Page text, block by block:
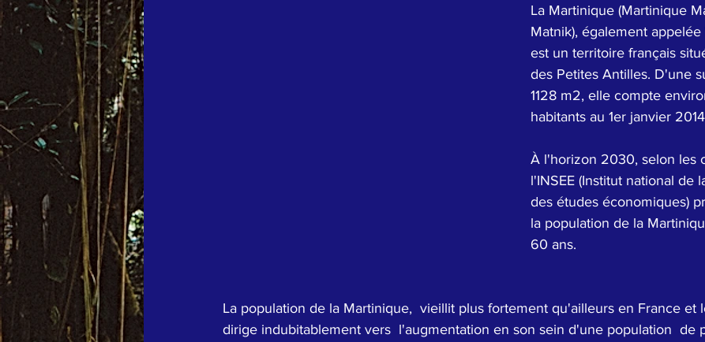
La Martinique (Martinique
Matnik), également
est un territoire français
des Petites Antilles. D'une
1128 m2, elle compte
habitants au 1er janvier
À l'horizon 2030, selon les
l'INSEE (Institut national de
des études économiques)
la population de la
60 ans.
La population de la Martinique,  vieillit plus fortement qu'ailleurs en France et
dirige indubitablement vers  l'augmentation en son sein d'une population  de